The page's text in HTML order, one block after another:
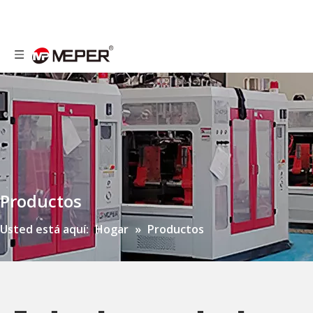
Productos
Usted está aquí: Hogar » Productos